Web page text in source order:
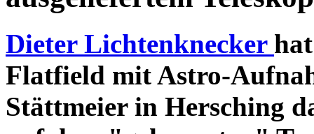
Dieter Lichtenknecker
Flatfield mit Astro-
Stättmeier in Hersching